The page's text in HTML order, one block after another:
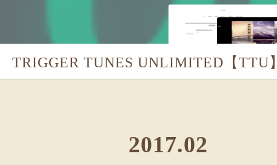
TRIGGER TUNES UNLIMITED【TTU】
2017.02